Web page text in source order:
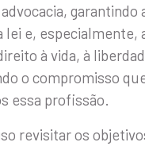
garantindo
lei e, especialmente,
à vida, à
o compromisso
essa profissão.
revisitar os